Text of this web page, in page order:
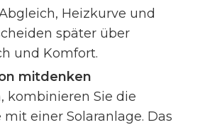
Heizkurve und
später über
und Komfort.
mitdenken
kombinieren Sie die
einer Solaranlage. Das